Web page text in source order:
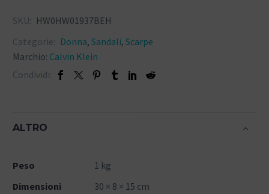
SKU: HW0HW01937BEH
Categorie: Donna, Sandali, Scarpe
Marchio: Calvin Klein
Condividi:
ALTRO
Peso
1 kg
Dimensioni
30 × 8 × 15 cm